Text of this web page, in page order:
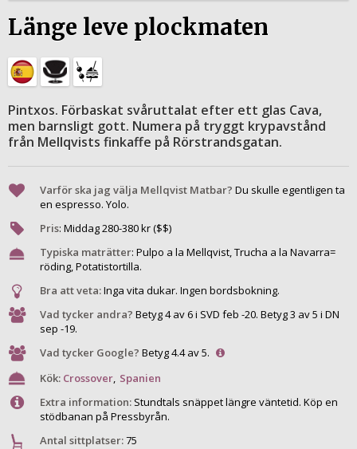
Länge leve plockmaten
Pintxos. Förbaskat svåruttalat efter ett glas Cava,
men barnsligt gott. Numera på tryggt krypavstånd
från Mellqvists finkaffe på Rörstrandsgatan.
Varför ska jag välja Mellqvist Matbar? Du skulle egentligen ta
en espresso. Yolo.
Pris: Middag280-380kr ($$)
Typiska maträtter: Pulpo a la Mellqvist, Trucha a la Navarra=
röding, Potatistortilla.
Bra att veta:Inga vita dukar. Ingen bordsbokning.
Vad tycker andra? Betyg 4 av 6 i SVD feb -20. Betyg 3 av 5 i DN
sep -19.
Vad tycker Google? Betyg 4.4 av 5.
Kök: Crossover, Spanien
Extra information: Stundtals snäppet längre väntetid. Köp en
stödbanan på Pressbyrån.
Antal sittplatser:75